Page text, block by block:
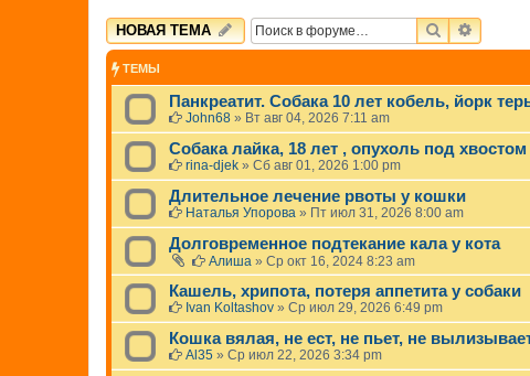
НОВАЯ ТЕМА ПОИСК
ТЕМЫ
Панкреатит. Собака 10 лет кобель, йорк
John68 » Вт авг 04, 2026 7:11 am
Собака лайка, 18 лет , опухоль под
rina-djek » Сб авг 01, 2026 1:00 pm
Длительное лечение рвоты у кошки
Наталья Упорова » Пт июл 31, 2026 8:00 am
Долговременное подтекание кала у кота
Алиша » Ср окт 16, 2024 8:23 am
Кашель, хрипота, потеря аппетита у собаки
Ivan Koltashov » Ср июл 29, 2026 6:49 pm
Кошка вялая, не ест, не пьет, не
Al35 » Ср июл 22, 2026 3:34 pm